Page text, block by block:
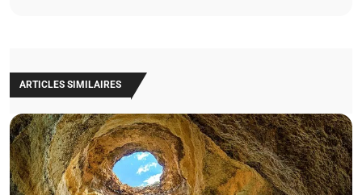
ARTICLES SIMILAIRES